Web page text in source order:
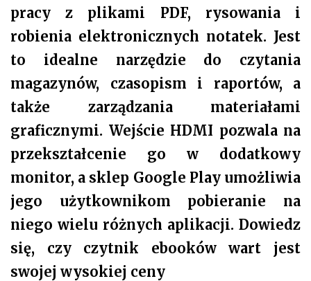
pracy z plikami PDF, rysowania i
robienia elektronicznych notatek. Jest
to idealne narzędzie do czytania
magazynów, czasopism i raportów, a
także zarządzania materiałami
graficznymi. Wejście HDMI pozwala na
przekształcenie go w dodatkowy
monitor, a sklep Google Play umożliwia
jego użytkownikom pobieranie na
niego wielu różnych aplikacji. Dowiedz
się, czy czytnik ebooków wart jest
swojej wysokiej ceny